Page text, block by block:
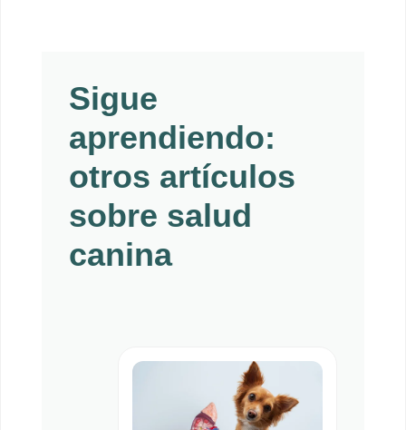
Sigue
aprendiendo:
otros artículos
sobre salud
canina